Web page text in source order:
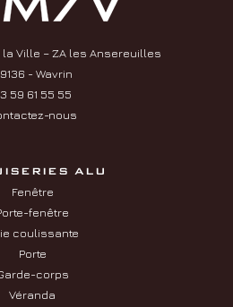
la Ville – ZA les Ansereuilles
- Wavrin
59 61 55 55
nous
ALU
Fenêtre
fenêtre
coulissante
Porte
corps
Véranda